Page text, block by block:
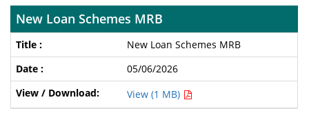
New Loan Schemes MRB
New Loan Schemes MRB
05/06/2026
View (1 MB)